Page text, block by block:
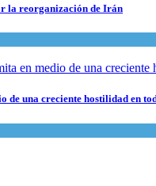
la reorganización de Irán
de una creciente hostilidad en